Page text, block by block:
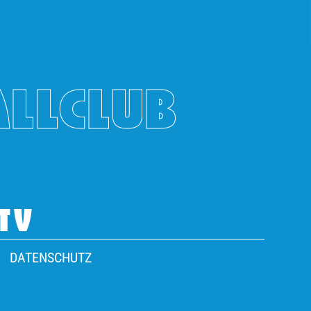
DATENSCHUTZ